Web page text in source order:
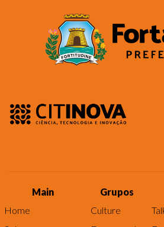
Main
Home
Grupos
Culture